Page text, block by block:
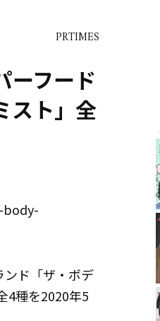
PRTIMES
ーフード
スト」全
body-
ンド「ザ・ボデ
4種を2020年5